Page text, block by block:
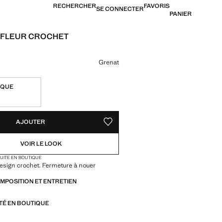
RECHERCHERSE CONNECTERFAVORIS
PANIER
CROCHET
€ ]
couleur
Grenat
AJOUTER AJOUTER AUX FAVORIS
VOIR LE LOOK
EN BOUTIQUE
crochet. Fermeture à nouer
ET ENTRETIEN
EN BOUTIQUE